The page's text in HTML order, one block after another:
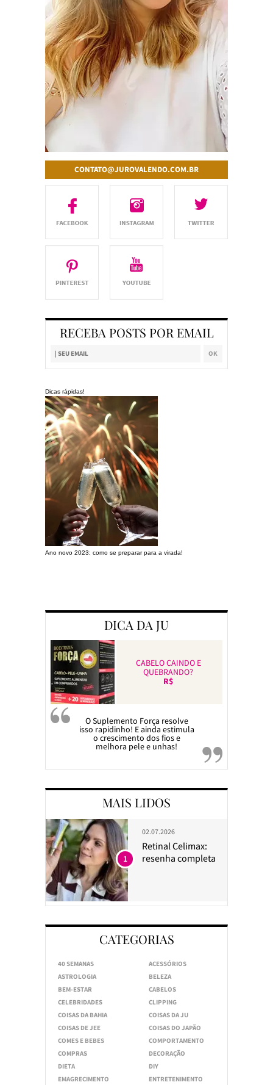
CONTATO@JUROVALENDO.COM.BR
RECEBA POSTS POR EMAIL
Dicas rápidas!
Ano novo 2023: como se preparar para a virada!
DICA DA JU
CABELO CAINDO E
QUEBRANDO?
R$
O Suplemento Força resolve
isso rapidinho! E ainda estimula
o crescimento dos fios e
melhora pele e unhas!
MAIS LIDOS
02.07.2026
Retinal Celimax:
resenha completa
1
CATEGORIAS
40 SEMANAS
ACESSÓRIOS
ASTROLOGIA
BELEZA
BEM-ESTAR
CABELOS
CELEBRIDADES
CLIPPING
COISAS DA BAHIA
COISAS DA JU
COISAS DE JEE
COISAS DO JAPÃO
COMES E BEBES
COMPORTAMENTO
COMPRAS
DECORAÇÃO
DIETA
DIY
EMAGRECIMENTO
ENTRETENIMENTO